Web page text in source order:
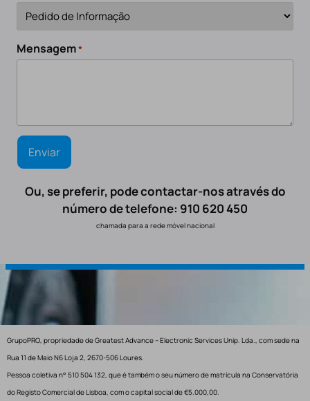
Mensagem*
Ou, se preferir, pode contactar-nos através do
número de telefone: 910 620 450
chamada para a rede móvel nacional
GrupoPRO, propriedade de Greatest Advance – Electronic Services Unip. Lda., com sede na
Rua 11 de Maio N6 Loja 2, 2670-506 Loures.
Pessoa coletiva n° 510 504 132, que é também o seu número de matrícula na Conservatória
do Registo Comercial de Lisboa, com o capital social de €5.000,00.